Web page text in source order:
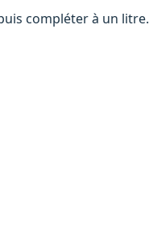
compléter à un litre.